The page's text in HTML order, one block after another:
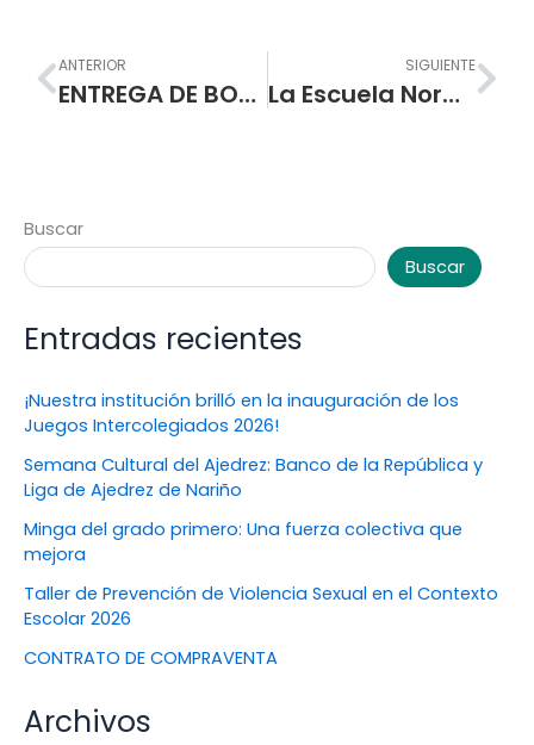
Prev
ANTERIOR
ENTREGA DE BOLETINES PRIMER PERIODO AÑO ESCOLAR 2021
SIGUIENTE
La Escuela Normal Superior de Pasto celebra la promoción de nuevos maestros y maestras normalistas
Buscar
Buscar
Entradas recientes
¡Nuestra institución brilló en la inauguración de los
Juegos Intercolegiados 2026!
Semana Cultural del Ajedrez: Banco de la República y
Liga de Ajedrez de Nariño
Minga del grado primero: Una fuerza colectiva que
mejora
Taller de Prevención de Violencia Sexual en el Contexto
Escolar 2026
CONTRATO DE COMPRAVENTA
Archivos